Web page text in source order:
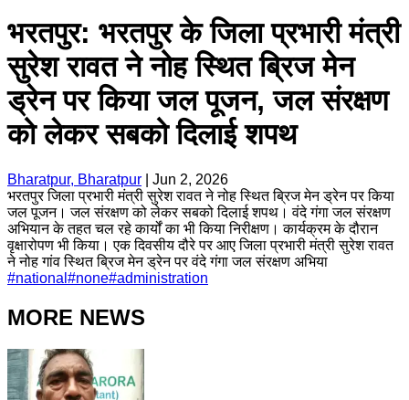
भरतपुर: भरतपुर के जिला प्रभारी मंत्री
सुरेश रावत ने नोह स्थित ब्रिज मेन
ड्रेन पर किया जल पूजन, जल संरक्षण
को लेकर सबको दिलाई शपथ
Bharatpur, Bharatpur
Jun 2, 2026
भरतपुर जिला प्रभारी मंत्री सुरेश रावत ने नोह स्थित ब्रिज मेन ड्रेन पर किया
जल पूजन। जल संरक्षण को लेकर सबको दिलाई शपथ। वंदे गंगा जल संरक्षण
अभियान के तहत चल रहे कार्यों का भी किया निरीक्षण। कार्यक्रम के दौरान
वृक्षारोपण भी किया। एक दिवसीय दौरे पर आए जिला प्रभारी मंत्री सुरेश रावत
ने नोह गांव स्थित ब्रिज मेन ड्रेन पर वंदे गंगा जल संरक्षण अभिया
#national #none#administration
MORE NEWS